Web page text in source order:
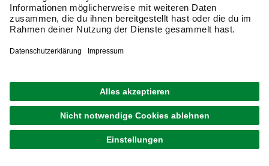
Mit einem Schraubenschlüssel löst Du Muttern und
die Schlüssel durch die Schlüsselweite. Diese gibt an, für
Handwerkzeuge geeignet sind.
Je nach Art der Schraubtechnik lassen sich verschiedene
Arten von Schlüsseln unterscheiden. Weit verbreitet sind
Stiftschlüssel. Diese ermöglichen ein präzises Arbeiten